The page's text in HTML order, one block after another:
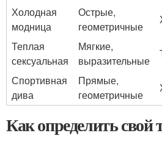
Холодная
модница
Острые,
геометричные
Теплая
сексуальная
Мягкие,
выразительные
Спортивная
дива
Прямые,
геометричные
Как определить свой